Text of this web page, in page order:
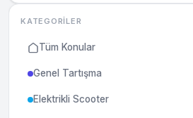
KATEGORILER
Tüm Konular
Genel Tartışma
Elektrikli Scooter